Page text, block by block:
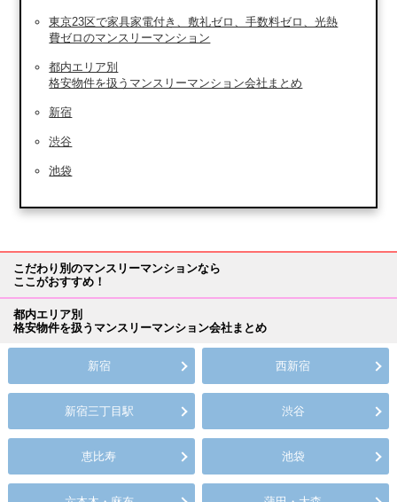
東京23区で家具家電付き、敷礼ゼロ、手数料ゼロ、光熱
費ゼロのマンスリーマンション
都内エリア別
格安物件を扱うマンスリーマンション会社まとめ
新宿
渋谷
池袋
こだわり別のマンスリーマンションなら
ここがおすすめ！
都内エリア別
格安物件を扱うマンスリーマンション会社まとめ
新宿 西新宿
新宿三丁目駅 渋谷
恵比寿 池袋